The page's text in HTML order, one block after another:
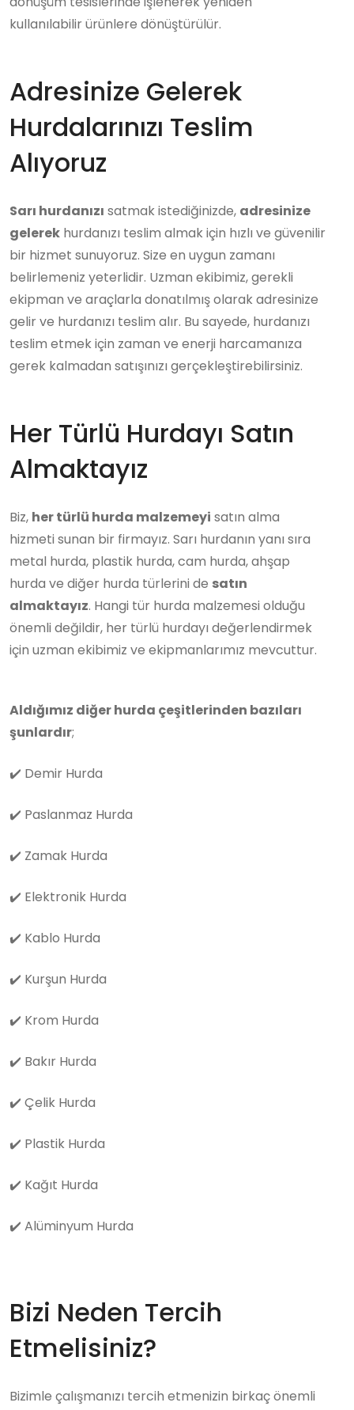
kullanılabilir ürünlere dönüştürülür.
Adresinize Gelerek
Hurdalarınızı Teslim
Alıyoruz
Sarı hurdanızı satmak istediğinizde, adresinize
gelerek hurdanızı teslim almak için hızlı ve güvenilir
bir hizmet sunuyoruz. Size en uygun zamanı
belirlemeniz yeterlidir. Uzman ekibimiz, gerekli
ekipman ve araçlarla donatılmış olarak adresinize
gelir ve hurdanızı teslim alır. Bu sayede, hurdanızı
teslim etmek için zaman ve enerji harcamanıza
gerek kalmadan satışınızı gerçekleştirebilirsiniz.
Her Türlü Hurdayı Satın
Almaktayız
Biz, her türlü hurda malzemeyi satın alma
hizmeti sunan bir firmayız. Sarı hurdanın yanı sıra
metal hurda, plastik hurda, cam hurda, ahşap
hurda ve diğer hurda türlerini de satın
almaktayız. Hangi tür hurda malzemesi olduğu
önemli değildir, her türlü hurdayı değerlendirmek
için uzman ekibimiz ve ekipmanlarımız mevcuttur.
Aldığımız diğer hurda çeşitlerinden bazıları
şunlardır;
✔️ Demir Hurda
✔️ Paslanmaz Hurda
✔️ Zamak Hurda
✔️ Elektronik Hurda
✔️ Kablo Hurda
✔️ Kurşun Hurda
✔️ Krom Hurda
✔️ Bakır Hurda
✔️ Çelik Hurda
✔️ Plastik Hurda
✔️ Kağıt Hurda
✔️ Alüminyum Hurda
Bizi Neden Tercih
Etmelisiniz?
Bizimle çalışmanızı tercih etmenizin birkaç önemli